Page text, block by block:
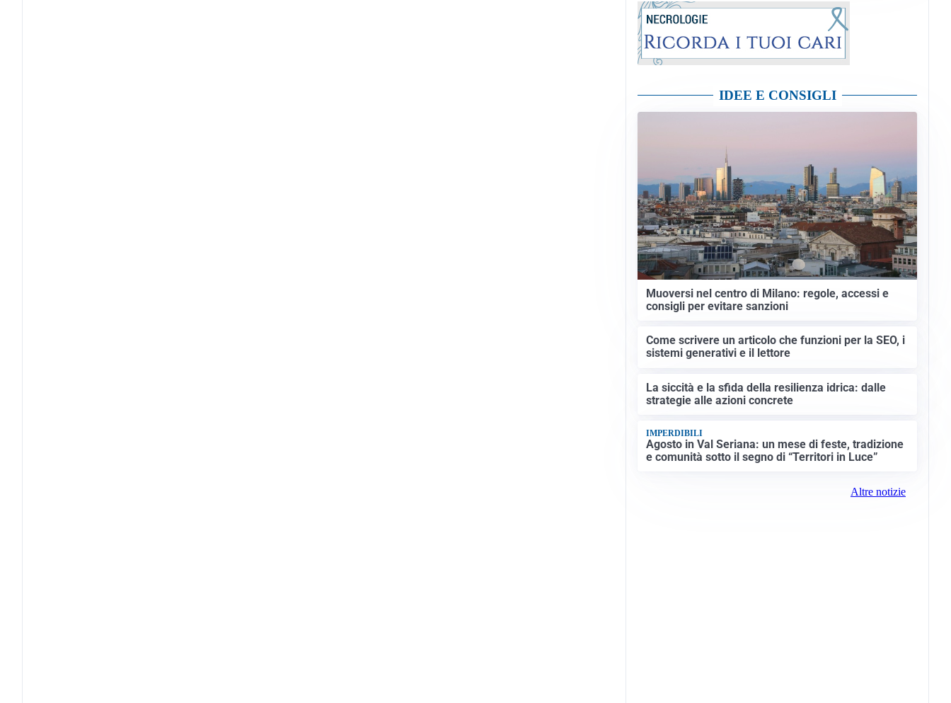
IDEE E CONSIGLI
Muoversi nel centro di Milano: regole, accessi e
consigli per evitare sanzioni
Come scrivere un articolo che funzioni per la SEO, i
sistemi generativi e il lettore
La siccità e la sfida della resilienza idrica: dalle
strategie alle azioni concrete
IMPERDIBILI
Agosto in Val Seriana: un mese di feste, tradizione
e comunità sotto il segno di “Territori in Luce”
Altre notizie